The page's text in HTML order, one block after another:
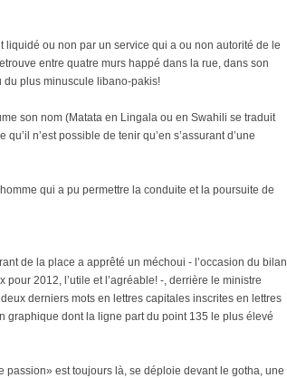
liquidé ou non par un service qui a ou non autorité de le
entre quatre murs happé dans la rue, dans son
plus minuscule libano-pakis!
son nom (Matata en Lingala ou en Swahili se traduit
n’est possible de tenir qu’en s’assurant d’une
qui a pu permettre la conduite et la poursuite de
de la place a apprêté un méchoui - l’occasion du bilan
2012, l’utile et l’agréable! -, derrière le ministre
derniers mots en lettres capitales inscrites en lettres
graphique dont la ligne part du point 135 le plus élevé
est toujours là, se déploie devant le gotha, une